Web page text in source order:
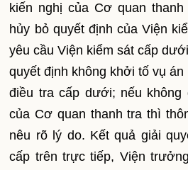
kiến nghị của Cơ quan
hủy bỏ quyết định của Viện
yêu cầu Viện kiểm sát cấp
quyết định không khởi tố vụ
điều tra cấp dưới; nếu
của Cơ quan thanh tra thì
nêu rõ lý do. Kết quả giải
cấp trên trực tiếp, Viện